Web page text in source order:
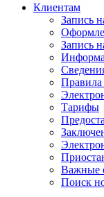
Клиентам
Запись
Запись
Тарифы
Важные
Поиск